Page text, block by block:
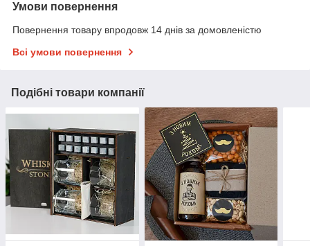
Умови повернення
Повернення товару впродовж 14 днів за домовленістю
Всі умови повернення
Подібні товари компанії